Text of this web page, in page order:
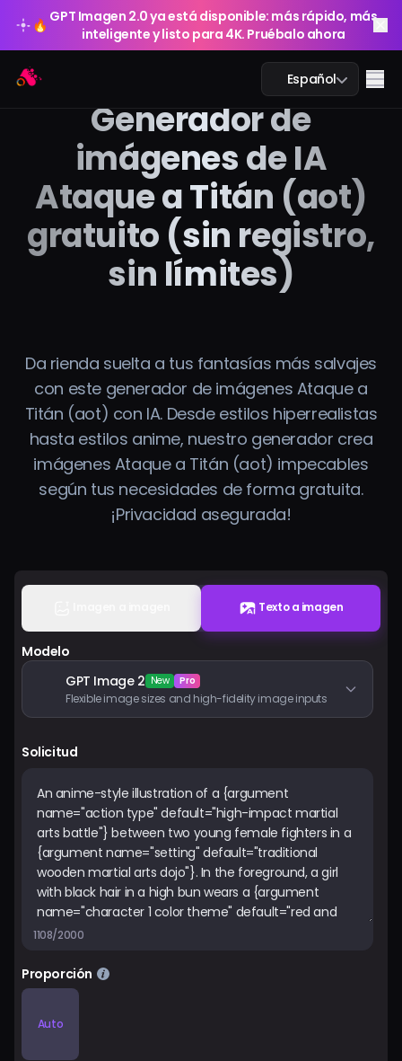
🔥 GPT Imagen 2.0 ya está disponible: más rápido, más
inteligente y listo para 4K. Pruébalo ahora
Español
Chat IA
Estudio IA
Imagen IA
Herramientas IA
Precios
Iniciar sesión
🔥
GPT Imagen 2.0 ya está disponible: más rápido, más
inteligente y listo para 4K. Pruébalo ahora
Generador de
imágenes de IA
Ataque a Titán (aot)
gratuito (sin registro,
sin límites)
Da rienda suelta a tus fantasías más salvajes
con este generador de imágenes Ataque a
Titán (aot) con IA. Desde estilos hiperrealistas
hasta estilos anime, nuestro generador crea
imágenes Ataque a Titán (aot) impecables
según tus necesidades de forma gratuita.
¡Privacidad asegurada!
Texto a imagen
Modelo
GPT Image 2 New Pro
Flexible image sizes and high-fidelity image inputs
Solicitud
1108/2000
Proporción
Auto